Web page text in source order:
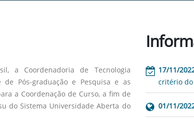
a Coordenadoria de Tecnologia
de Pós-graduação e Pesquisa e as
a Coordenação de Curso, a fim de
do Sistema Universidade Aberta do
17/11/
critério
01/11/